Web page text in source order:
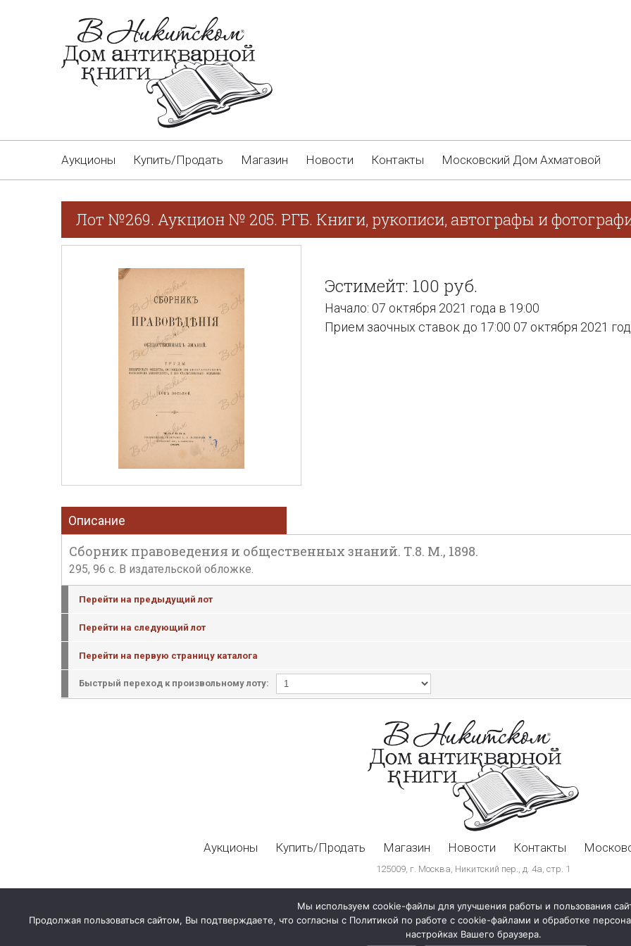
Аукционы Купить/Продать Магазин Новости Контакты Московский Дом Ахматовой
Лот №269. Аукцион № 205. РГБ. Книги, рукописи, автографы и
Эстимейт: 100 руб.
Начало: 07 октября 2021 года в 19:00
Прием заочных ставок до 17:00 07 октября 2021
Описание
Сборник правоведения и общественных знаний. Т.8. М., 1898.
295, 96 с. В издательской обложке.
Перейти на предыдущий лот
Перейти на следующий лот
Перейти на первую страницу каталога
Быстрый переход к произвольному лоту:
Аукционы Купить/Продать Магазин Новости Контакты
125009, г. Москва, Никитский пер., д. 4а, стр. 1
Мы используем cookie-файлы для улучшения работы и пользования
Продолжая пользоваться сайтом, Вы подтверждаете, что согласны с Политикой по работе с cookie-файлами и обработке
настройках Вашего браузера.